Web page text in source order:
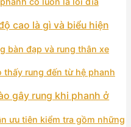
cao là gì và biểu hiện
bàn đạp và rung thân xe
thấy rung đến từ hệ phanh
gây rung khi phanh ở
ưu tiên kiểm tra gồm những